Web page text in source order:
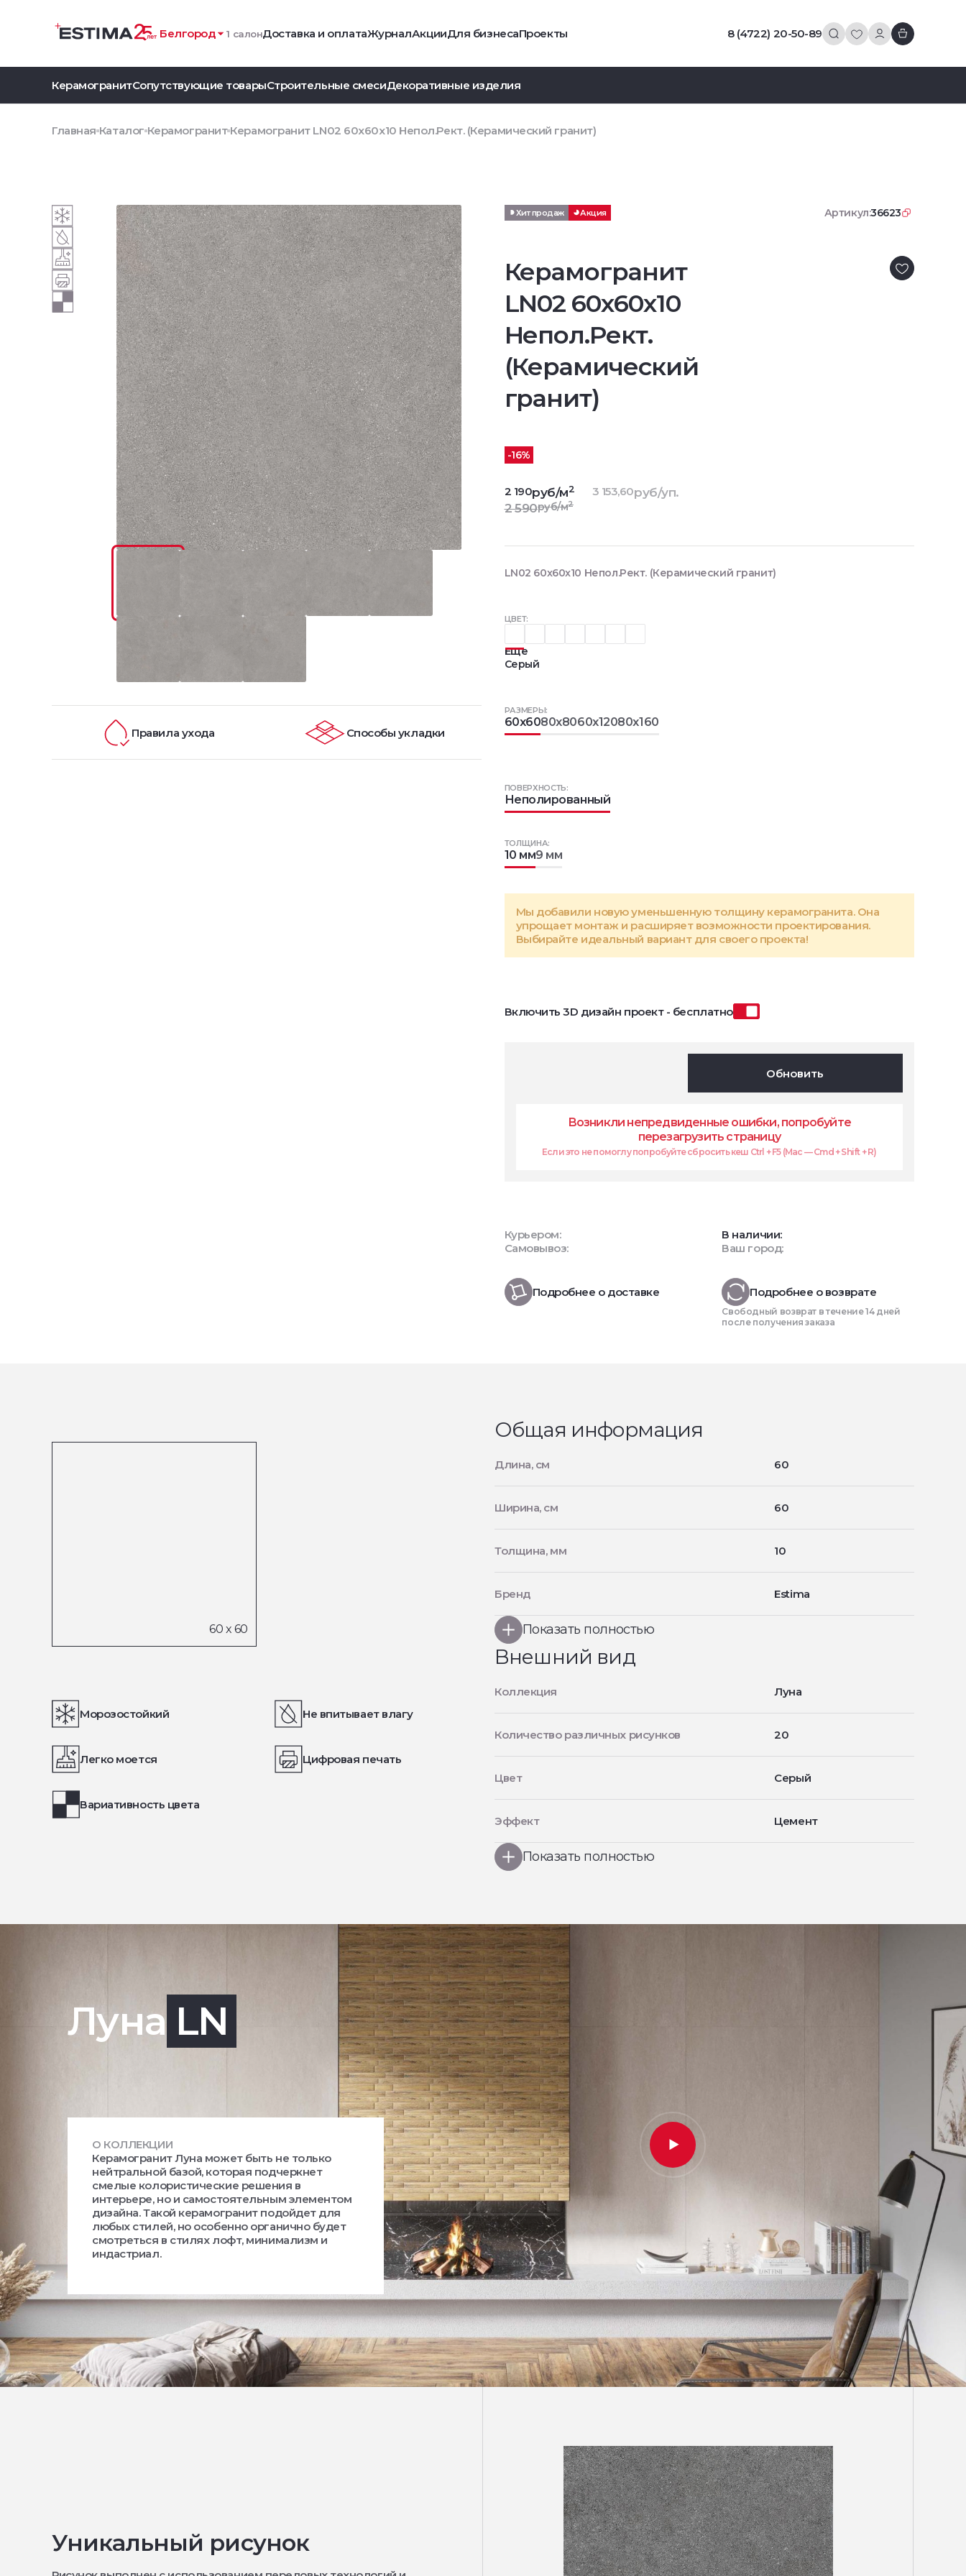
Белгород 1 салонДоставка и оплатаЖурналАкцииДля бизнесаПроекты 8 (4722) 20-50-89
КерамогранитСопутствующие товарыСтроительные смесиДекоративные изделия
Главная Каталог Керамогранит Керамогранит LN02 60x60x10 Непол.Рект. (Керамический гранит)
Хит продаж Акция Артикул:36623
Керамогранит
LN02 60x60x10
Непол.Рект.
(Керамический
гранит)
ЦВЕТ:
Еще
Серый
РАЗМЕРЫ:
60x6080x8060x12080x160
ТОЛЩИНА:
10 мм9 мм
ПОВЕРХНОСТЬ:
Неполированный
Мы добавили новую уменьшенную толщину керамогранита. Она
упрощает монтаж и расширяет возможности проектирования.
Выбирайте идеальный вариант для своего проекта!
Включить 3D дизайн проект - бесплатно
-16%
2 190руб/м2
2 590руб/м2
3 153,60руб/уп.
Обновить
Возникли непредвиденные ошибки, попробуйте
перезагрузить страницу
Если это не помоглу попробуйте сбросить кеш Ctrl + F5 (Mac — Cmd + Shift + R)
Курьером:
Самовывоз:
В наличии:
Ваш город:
Подробнее о доставке Подробнее о возврате
Свободный возврат в течение 14 дней
после получения заказа
LN02 60x60x10 Непол.Рект. (Керамический гранит)
Правила ухода Способы укладки
Морозостойкий Не впитывает влагу
Легко моется Цифровая печать
Вариативность цвета
Общая информация
Длина, см 60
Ширина, см 60
Толщина, мм 10
Бренд Estima
Показать полностью
Внешний вид
Коллекция Луна
Количество различных рисунков 20
Цвет Серый
Эффект Цемент
Показать полностью
Луна LN
О КОЛЛЕКЦИИ
Керамогранит Луна может быть не только
нейтральной базой, которая подчеркнет
смелые колористические решения в
интерьере, но и самостоятельным элементом
дизайна. Такой керамогранит подойдет для
любых стилей, но особенно органично будет
смотреться в стилях лофт, минимализм и
индастриал.
Уникальный рисунок